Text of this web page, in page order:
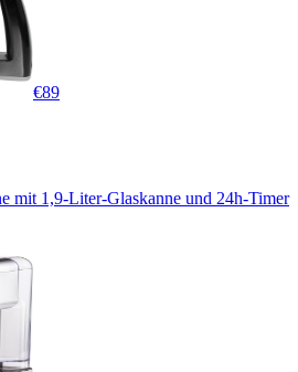
€89
mit 1,9-Liter-Glaskanne und 24h-Timer